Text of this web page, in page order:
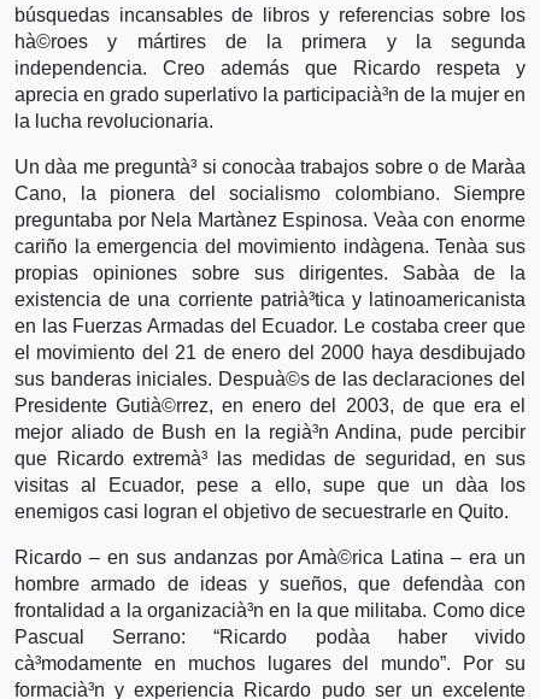
búsquedas incansables de libros y referencias sobre los
hà©roes y mártires de la primera y la segunda
independencia. Creo además que Ricardo respeta y
aprecia en grado superlativo la participacià³n de la mujer en
la lucha revolucionaria.
Un dà­a me preguntà³ si conocà­a trabajos sobre o de Marà­a
Cano, la pionera del socialismo colombiano. Siempre
preguntaba por Nela Martà­nez Espinosa. Veà­a con enorme
cariño la emergencia del movimiento indà­gena. Tenà­a sus
propias opiniones sobre sus dirigentes. Sabà­a de la
existencia de una corriente patrià³tica y latinoamericanista
en las Fuerzas Armadas del Ecuador. Le costaba creer que
el movimiento del 21 de enero del 2000 haya desdibujado
sus banderas iniciales. Despuà©s de las declaraciones del
Presidente Gutià©rrez, en enero del 2003, de que era el
mejor aliado de Bush en la regià³n Andina, pude percibir
que Ricardo extremà³ las medidas de seguridad, en sus
visitas al Ecuador, pese a ello, supe que un dà­a los
enemigos casi logran el objetivo de secuestrarle en Quito.
Ricardo – en sus andanzas por Amà©rica Latina – era un
hombre armado de ideas y sueños, que defendà­a con
frontalidad a la organizacià³n en la que militaba. Como dice
Pascual Serrano: “Ricardo podà­a haber vivido
cà³modamente en muchos lugares del mundo”. Por su
formacià³n y experiencia Ricardo pudo ser un excelente